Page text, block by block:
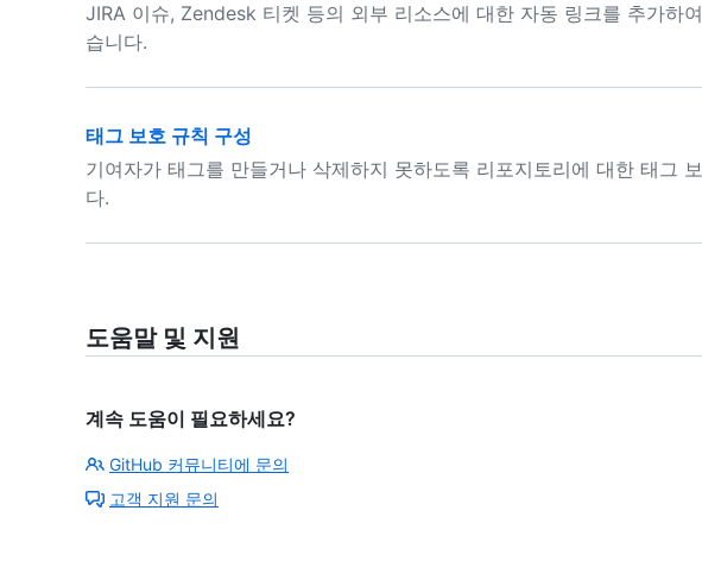
JIRA 이슈, Zendesk 티켓 등의 외부 리소스에 대한 자동 링크를 추가하
습니다.
태그 보호 규칙 구성
기여자가 태그를 만들거나 삭제하지 못하도록 리포지토리에 대한 태그
다.
도움말 및 지원
계속 도움이 필요하세요?
GitHub 커뮤니티에 문의
고객 지원 문의